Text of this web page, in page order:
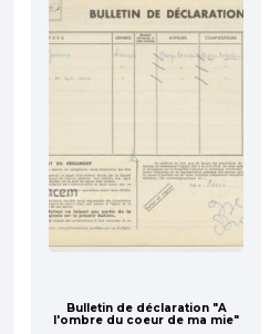
Bulletin de déclaration "A
l'ombre du coeur de ma mie"